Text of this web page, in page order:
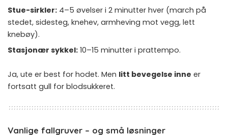
Stue-sirkler: 4–5 øvelser i 2 minutter hver (march på
stedet, sidesteg, knehev, armheving mot vegg, lett
knebøy).
Stasjonær sykkel: 10–15 minutter i prattempo.
Ja, ute er best for hodet. Men litt bevegelse inne er
fortsatt gull for blodsukkeret.
Vanlige fallgruver – og små løsninger